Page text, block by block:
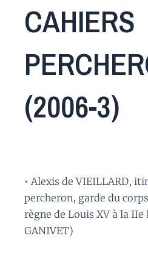
CAHIERS
(2006-3)
• Alexis de VIEILLARD,
percheron, garde du
règne de Louis XV à la
GANIVET)